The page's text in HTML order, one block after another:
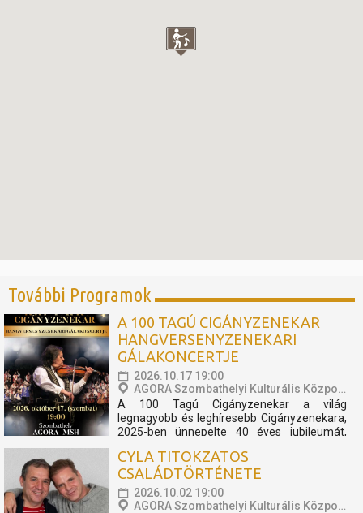
További Programok
A 100 TAGÚ CIGÁNYZENEKAR
HANGVERSENYZENEKARI
GÁLAKONCERTJE
2026.10.17 19:00
AGORA Szombathelyi Kulturális Központ
A 100 Tagú Cigányzenekar a világ
legnagyobb és leghíresebb Cigányzenekara,
2025-ben ünnepelte 40 éves jubileumát,
koncertshow született. Zenekar és TBG a
megtapasztalt sikerek mentén úgy
döntöttek, hogy az előadást folytatólagosan
2026-ban is bemutatóra tűzik. A...
CYLA TITOKZATOS
CSALÁDTÖRTÉNETE
2026.10.02 19:00
AGORA Szombathelyi Kulturális Központ